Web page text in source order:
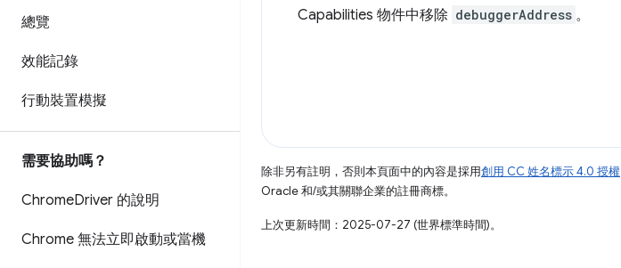
總覽
效能記錄
行動裝置模擬
需要協助嗎？
ChromeDriver 的說明
Chrome 無法立即啟動或當機
Capabilities 物件中移除 debuggerAddress 。
除非另有註明，否則本頁面中的內容是採用創用 CC 姓名標示 4.0 授權
Oracle 和/或其關聯企業的註冊商標。
上次更新時間：2025-07-27 (世界標準時間)。